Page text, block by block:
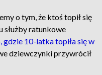
o tym, że ktoś topił się
służby ratunkowe
gdzie 10-latka topiła się w
dziewczynki przywrócił